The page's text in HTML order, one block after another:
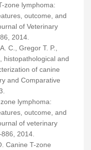
zone lymphoma:
outcome, and
of Veterinary
2014.
C., Gregor T. P.,
histopathological and
of canine
and Comparative
lymphoma:
outcome, and
of veterinary
2014.
Canine T-zone